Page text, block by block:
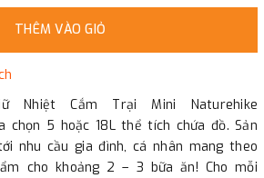
THÊM VÀO GIỎ
Nhiệt Cắm Trại Mini Naturehike
chọn 5 hoặc 18L thể tích chứa đồ. Sản
nhu cầu gia đình, cá nhân mang theo
cho khoảng 2 – 3 bữa ăn! Cho mỗi